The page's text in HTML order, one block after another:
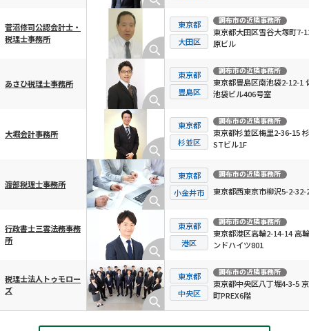
菅沼修司公認会計士・
税理士事務所
東京都
大田区
調布市の近隣事務所
東京都大田区雪谷大塚町7-
原ビル
あさひ税理士事務所
東京都
豊島区
調布市の近隣事務所
東京都豊島区南池袋2-12-1
池袋ビル406号室
大堀会計事務所
東京都
杉並区
調布市の近隣事務所
東京都杉並区梅里2-36-15
STビル1F
渡部税理士事務所
東京都
小金井市
調布市の近隣事務所
東京都西東京市柳沢5-2-32-
行政書士三雲法務事務
所
東京都
港区
調布市の近隣事務所
東京都港区高輪2-14-14 高
ンドハイツ801
税理士法人トゥモロー
ズ
東京都
中央区
調布市の近隣事務所
東京都中央区八丁堀4-3-5
町PREX6階